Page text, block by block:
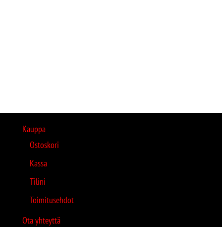
Kauppa
Ostoskori
Kassa
Tilini
Toimitusehdot
Ota yhteyttä